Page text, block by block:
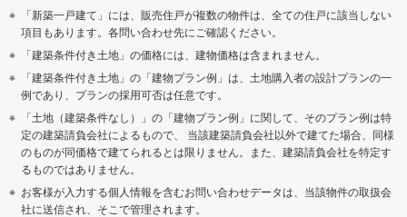
「新築一戸建て」には、販売住戸が複数の物件は、全ての住戸に該当しない
項目もあります。各問い合わせ先にご確認ください。
「建築条件付き土地」の価格には、建物価格は含まれません。
「建築条件付き土地」の「建物プラン例」は、土地購入者の設計プランの一
例であり、プランの採用可否は任意です。
「土地（建築条件なし）」の「建物プラン例」に関して、そのプラン例は特
定の建築請負会社によるもので、 当該建築請負会社以外で建てた場合、同様
のものが同価格で建てられるとは限りません。また、建築請負会社を特定す
るものではありません。
お客様が入力する個人情報を含むお問い合わせデータは、当該物件の取扱会
社に送信され、そこで管理されます。